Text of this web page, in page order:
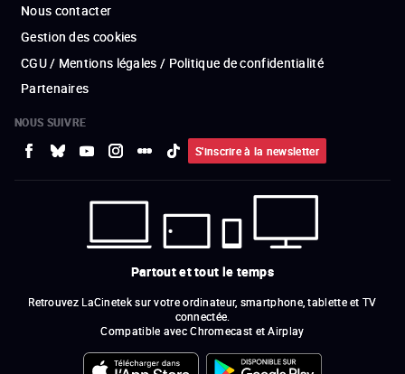
Nous contacter
Gestion des cookies
CGU / Mentions légales / Politique de confidentialité
Partenaires
NOUS SUIVRE
S'inscrire à la newsletter
Partout et tout le temps
Retrouvez LaCinetek sur votre ordinateur, smartphone, tablette et TV
connectée.
Compatible avec Chromecast et Airplay